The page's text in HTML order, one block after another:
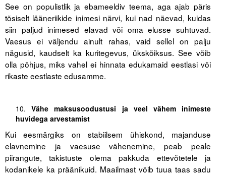
See on populistlik ja ebameeldiv teema, aga ajab päris
tõsiselt lääneriikide inimesi närvi, kui nad näevad, kuidas
siin paljud inimesed elavad või oma elusse suhtuvad.
Vaesus ei väljendu ainult rahas, vaid sellel on palju
nägusid, kaudselt ka kuritegevus, ükskõiksus. See võib
olla põhjus, miks vahel ei hinnata edukamaid eestlasi või
rikaste eestlaste edusamme.
Vähe maksusoodustusi ja veel vähem inimeste
huvidega arvestamist
Kui eesmärgiks on stabiilsem ühiskond, majanduse
elavnemine ja vaesuse vähenemine, peab peale
piirangute, takistuste olema pakkuda ettevõtetele ja
kodanikele ka präänikuid. Maailmast võib tuua taas sadu